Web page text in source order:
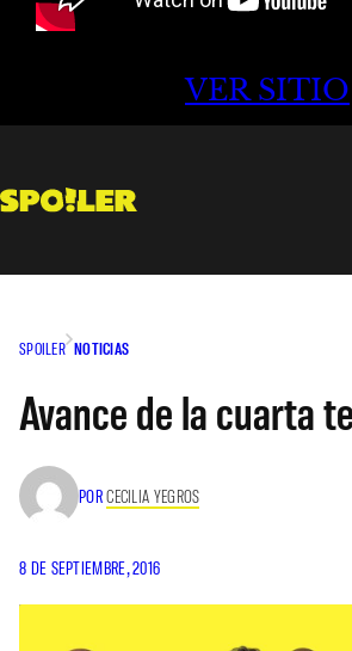
VER SITIO
SPOILER NOTICIAS
Avance de la cuarta
PORCECILIA YEGROS
8 DE SEPTIEMBRE, 2016